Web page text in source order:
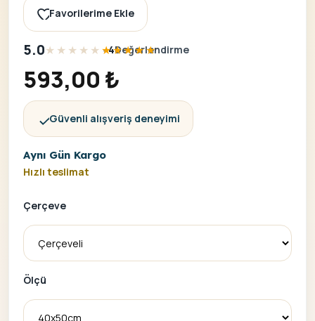
Favorilerime Ekle
5.0 müşteri puanına
•4Değerlendirme
593,00 ₺
Güvenli alışveriş deneyimi
Aynı Gün Kargo
Hızlı teslimat
Çerçeve
Ölçü